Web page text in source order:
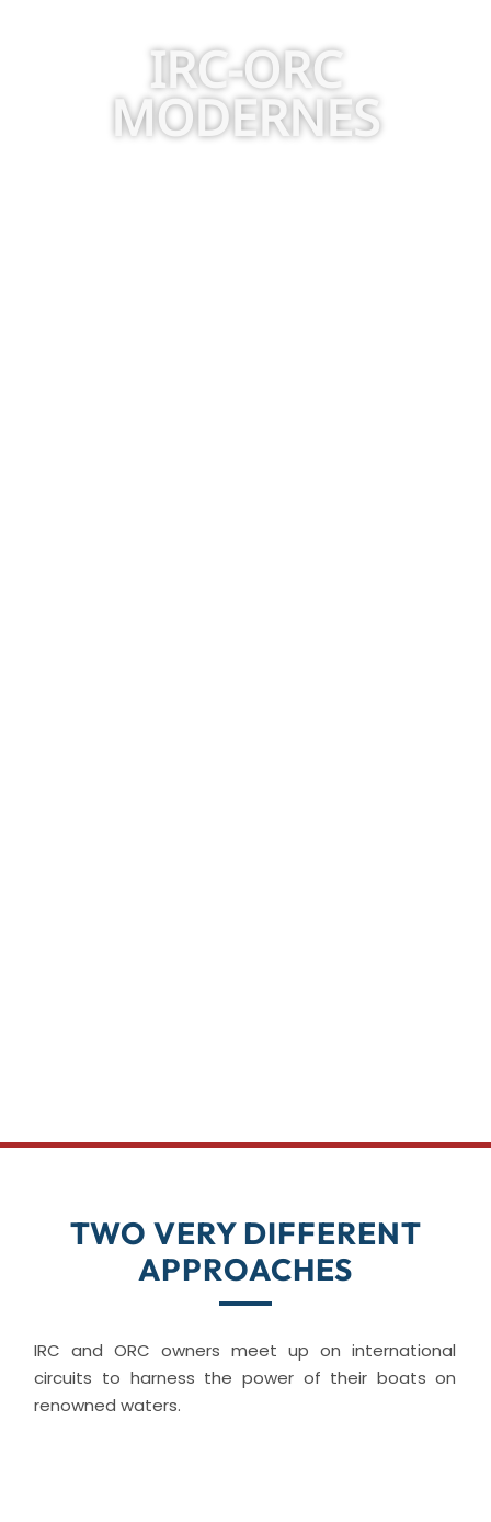
IRC-ORC
MODERNES
TWO VERY DIFFERENT
APPROACHES
IRC and ORC owners meet up on international
circuits to harness the power of their boats on
renowned waters.